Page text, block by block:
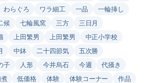
わらぐろ ワラ細工 一品
一輪挿し
候 七輪風窯 三方
三日月
上田繁男 上田繁男
中正小学校
中鉢 二十四節気
五次勝
子 人形 今井烏石 今週
代掻き
低価格 体験 体験コーナー
作品